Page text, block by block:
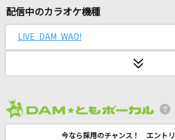
僕といた方がいいんじゃない
moon drop
このまま君だけを奪い去りたい
[生音]さよならエレジー
配信中のカラオケ機種
LIVE DAM WAO!
今なら採用のチャンス！ エント